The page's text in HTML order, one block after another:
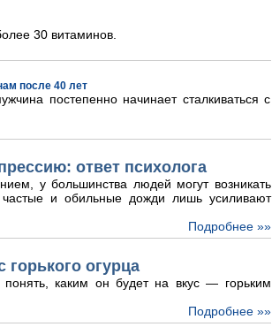
30 витаминов.
после 40 лет
постепенно начинает сталкиваться с
ответ психолога
у большинства людей могут возникать
и обильные дожди лишь усиливают
Подробнее »»
огурца
каким он будет на вкус — горьким
Подробнее »»